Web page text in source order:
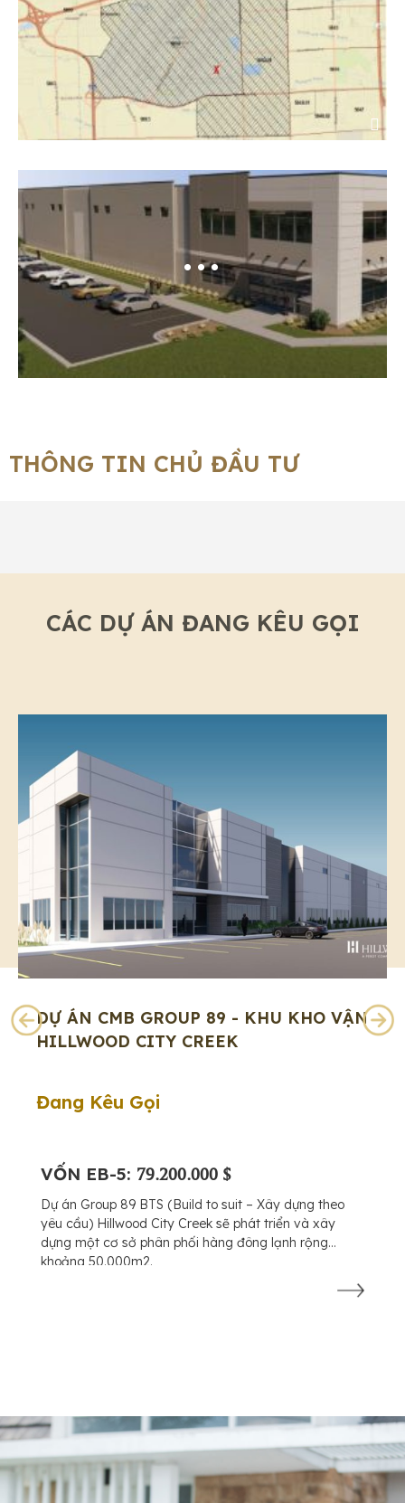
THÔNG TIN CHỦ ĐẦU TƯ
CÁC DỰ ÁN ĐANG KÊU GỌI
DỰ ÁN CMB GROUP 89 - KHU KHO VẬN
HILLWOOD CITY CREEK
Đang Kêu Gọi
VỐN EB-5: 79.200.000 $
Dự án Group 89 BTS (Build to suit – Xây dựng theo
yêu cầu) Hillwood City Creek sẽ phát triển và xây
dựng một cơ sở phân phối hàng đông lạnh rộng
khoảng 50.000m2.